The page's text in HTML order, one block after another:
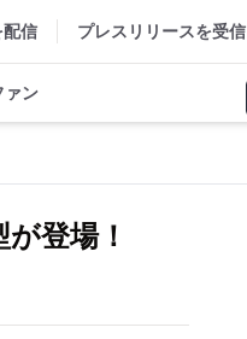
配信 プレスリリースを受信
ァン
登場！